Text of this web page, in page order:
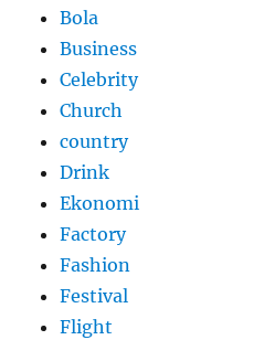
Bola
Business
Celebrity
Church
country
Drink
Ekonomi
Factory
Fashion
Festival
Flight